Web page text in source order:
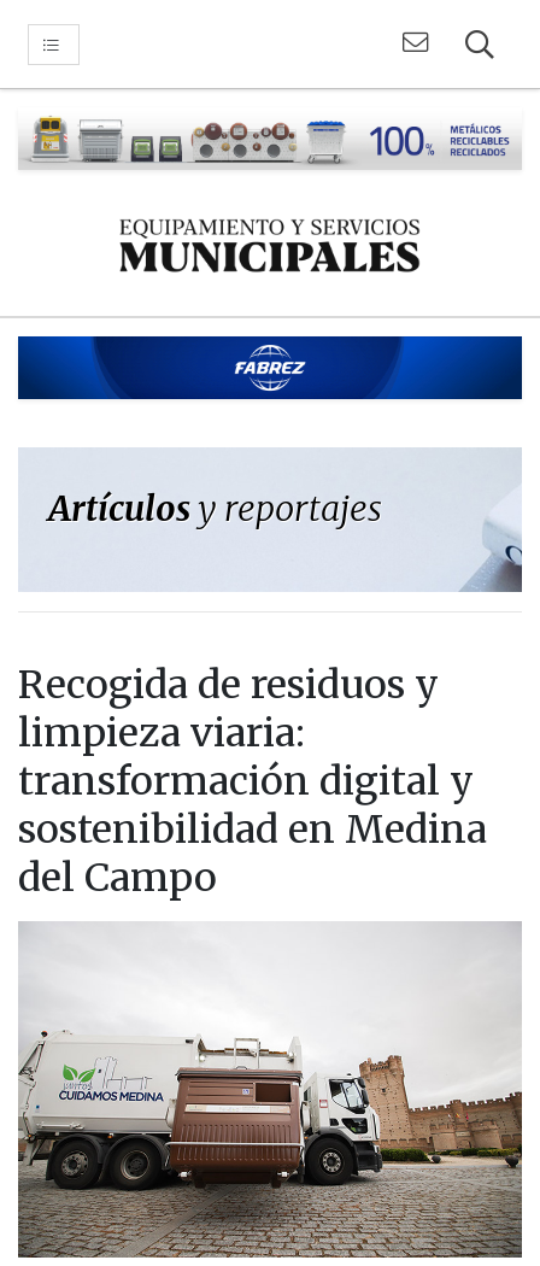
Artículosy reportajes
Recogida de residuos y
limpieza viaria:
transformación digital y
sostenibilidad en Medina
del Campo